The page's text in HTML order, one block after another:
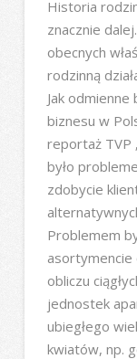
Historia
znacznie
obecnych
rodzinną
Jak
biznesu w
reportaż TVP
było
zdobycie
Problemem
asortymencie
obliczu
jednostek
ubiegłego
kwiatów, np.